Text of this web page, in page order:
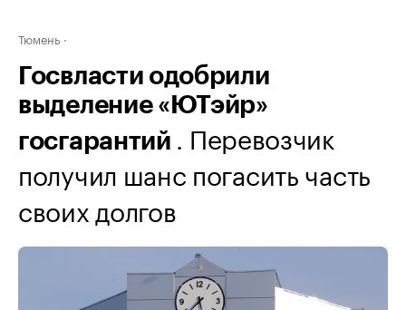
Тюмень
Госвласти одобрили
выделение «ЮТэйр»
госгарантий . Перевозчик
получил шанс погасить часть
своих долгов